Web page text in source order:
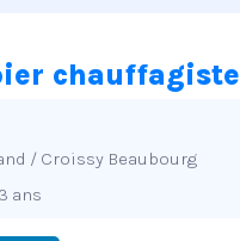
chauffagiste
/ Croissy Beaubourg
ans